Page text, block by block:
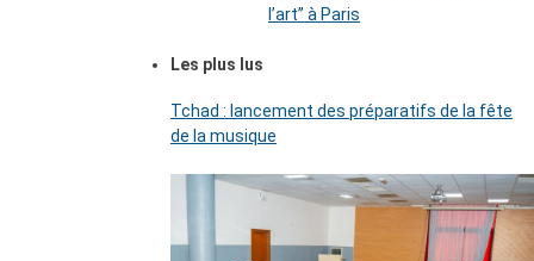
l’art’’ à Paris
Les plus lus
Tchad : lancement des préparatifs de la fête
de la musique